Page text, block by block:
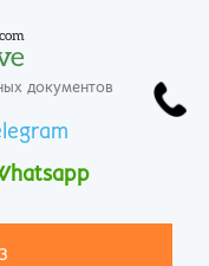
документов